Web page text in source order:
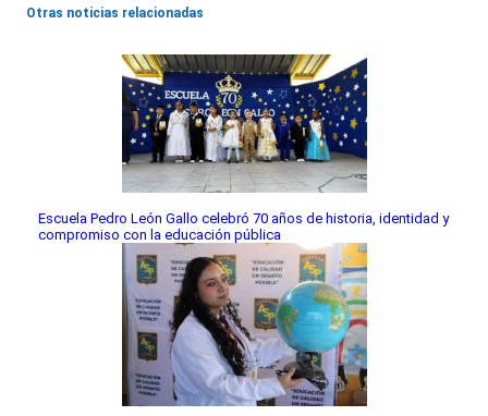
Otras noticias relacionadas
Escuela Pedro León Gallo celebró 70 años de historia, identidad y
compromiso con la educación pública